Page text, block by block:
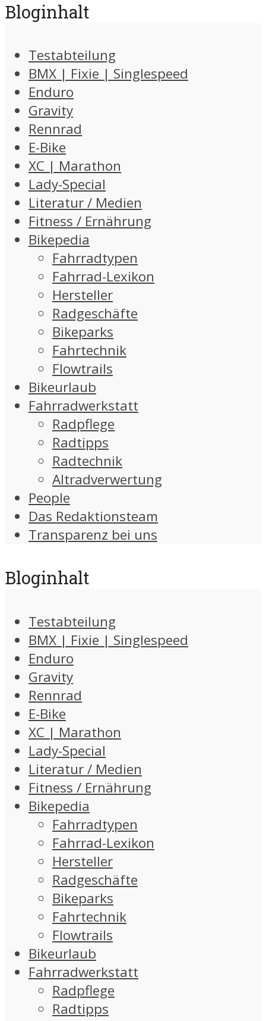
Bloginhalt
Testabteilung
BMX | Fixie | Singlespeed
Enduro
Gravity
Rennrad
E-Bike
XC | Marathon
Lady-Special
Literatur / Medien
Fitness / Ernährung
Bikepedia
Fahrradtypen
Fahrrad-Lexikon
Hersteller
Radgeschäfte
Bikeparks
Fahrtechnik
Flowtrails
Bikeurlaub
Fahrradwerkstatt
Radpflege
Radtipps
Radtechnik
Altradverwertung
People
Das Redaktionsteam
Transparenz bei uns
Bloginhalt
Testabteilung
BMX | Fixie | Singlespeed
Enduro
Gravity
Rennrad
E-Bike
XC | Marathon
Lady-Special
Literatur / Medien
Fitness / Ernährung
Bikepedia
Fahrradtypen
Fahrrad-Lexikon
Hersteller
Radgeschäfte
Bikeparks
Fahrtechnik
Flowtrails
Bikeurlaub
Fahrradwerkstatt
Radpflege
Radtipps